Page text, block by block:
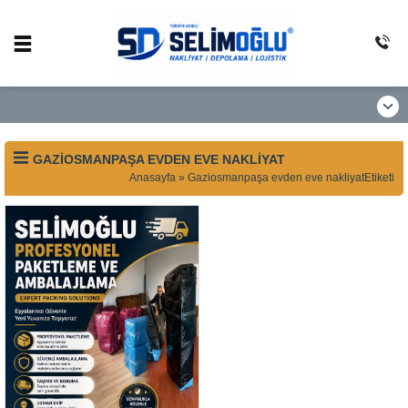
GAZIOSMANPAŞA EVDEN EVE NAKLIYAT
Anasayfa » Gaziosmanpaşa evden eve nakliyatEtiketi